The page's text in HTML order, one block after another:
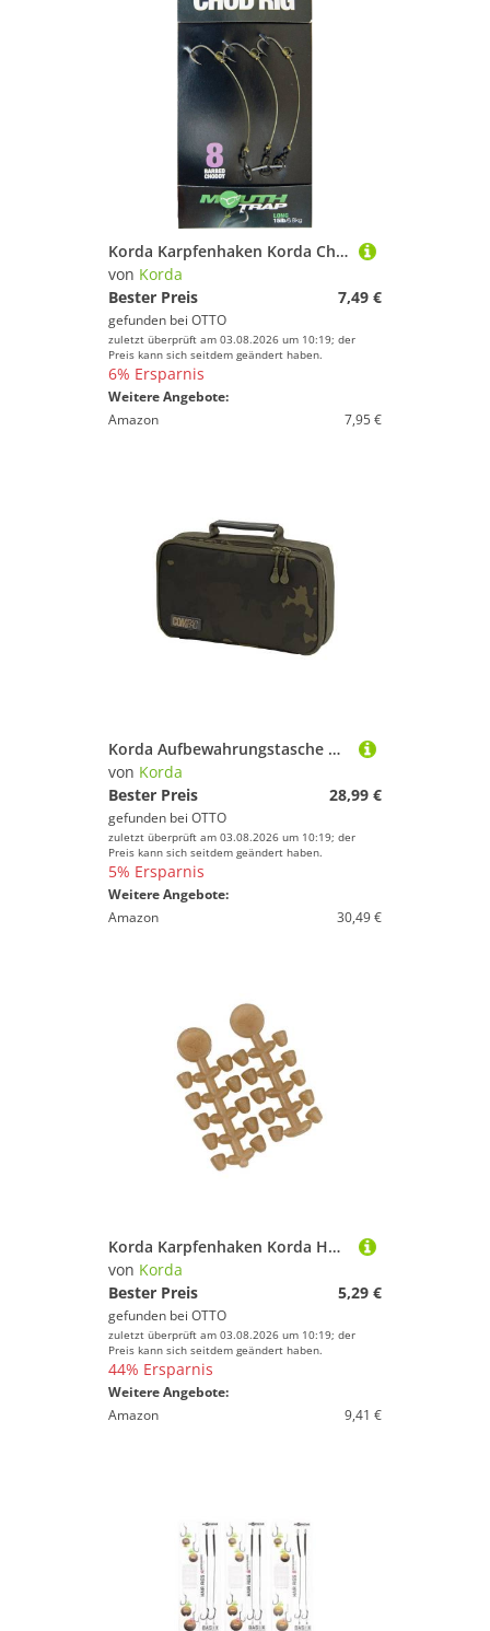
Korda Karpfenhaken Korda Chod Rig Long 7,5cm - 3 Karpfenmontagen
von Korda
Bester Preis
7,49 €
gefunden bei OTTO
zuletzt überprüft am 03.08.2026 um 10:19; der
Preis kann sich seitdem geändert haben.
6% Ersparnis
Weitere Angebote:
Amazon
7,95 €
Korda Aufbewahrungstasche Korda Compac Buzz Bar Bag Medium Dark Kamo 30x17x6cm - Angeltasche
von Korda
Bester Preis
28,99 €
gefunden bei OTTO
zuletzt überprüft am 03.08.2026 um 10:19; der
Preis kann sich seitdem geändert haben.
5% Ersparnis
Weitere Angebote:
Amazon
30,49 €
Korda Karpfenhaken Korda Hook Beads - 20 Stopper
von Korda
Bester Preis
5,29 €
gefunden bei OTTO
zuletzt überprüft am 03.08.2026 um 10:19; der
Preis kann sich seitdem geändert haben.
44% Ersparnis
Weitere Angebote:
Amazon
9,41 €